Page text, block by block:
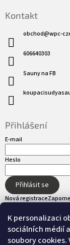
K personalizaci
sociálních médií
soubory cookies.
Kontakt
obchod@wpc-
606640303
Sauny na FB
Přihlášení
E-mail
Heslo
Přihlásit se
Nová registrace
Přijímáme